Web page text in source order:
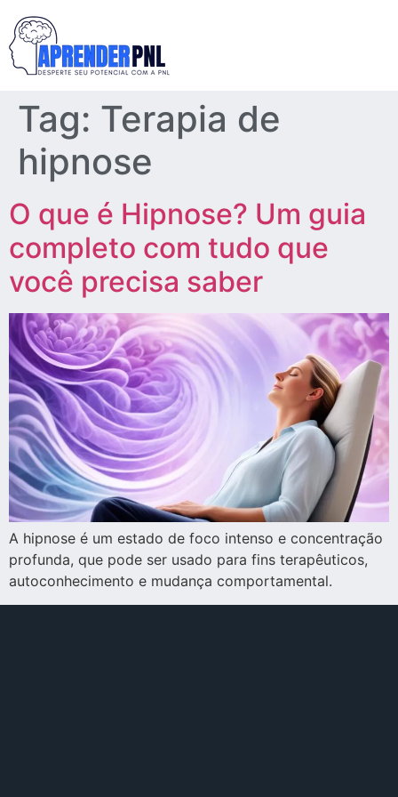
Tag: Terapia de
hipnose
O que é Hipnose? Um guia
completo com tudo que
você precisa saber
A hipnose é um estado de foco intenso e concentração
profunda, que pode ser usado para fins terapêuticos,
autoconhecimento e mudança comportamental.